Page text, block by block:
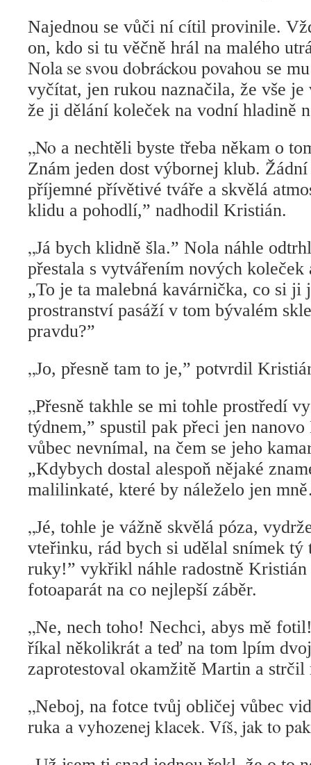
Najednou se vůči ní cítil provinile.
on, kdo si tu věčně hrál na malého
Nola se svou dobráckou povahou se
vyčítat, jen rukou naznačila, že vše je
že ji dělání koleček na vodní hladině
„No a nechtěli byste třeba někam o
Znám jeden dost výbornej klub.
příjemné přívětivé tváře a skvělá
klidu a pohodlí,” nadhodil Kristián.
„Já bych klidně šla.” Nola náhle
přestala s vytvářením nových koleček
„To je ta malebná kavárnička, co si
prostranství pasáží v tom bývalém
pravdu?”
„Jo, přesně tam to je,” potvrdil
„Přesně takhle se mi tohle prostředí
týdnem,” spustil pak přeci jen
vůbec nevnímal, na čem se jeho
„Kdybych dostal alespoň nějaké
malilinkaté, které by náleželo jen
„Jé, tohle je vážně skvělá póza,
vteřinku, rád bych si udělal snímek tý
ruky!” vykřikl náhle radostně
fotoaparát na co nejlepší záběr.
„Ne, nech toho! Nechci, abys mě
říkal několikrát a teď na tom lpím
zaprotestoval okamžitě Martin a
„Neboj, na fotce tvůj obličej vůbec
ruka a vyhozenej klacek. Víš, jak to